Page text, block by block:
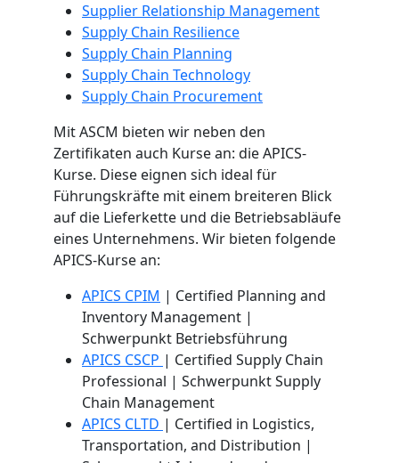
Supplier Relationship Management
Supply Chain Resilience
Supply Chain Planning
Supply Chain Technology
Supply Chain Procurement
Mit ASCM bieten wir neben den
Zertifikaten auch Kurse an: die APICS-
Kurse. Diese eignen sich ideal für
Führungskräfte mit einem breiteren Blick
auf die Lieferkette und die Betriebsabläufe
eines Unternehmens. Wir bieten folgende
APICS-Kurse an:
APICS CPIM | Certified Planning and
Inventory Management |
Schwerpunkt Betriebsführung
APICS CSCP | Certified Supply Chain
Professional | Schwerpunkt Supply
Chain Management
APICS CLTD | Certified in Logistics,
Transportation, and Distribution |